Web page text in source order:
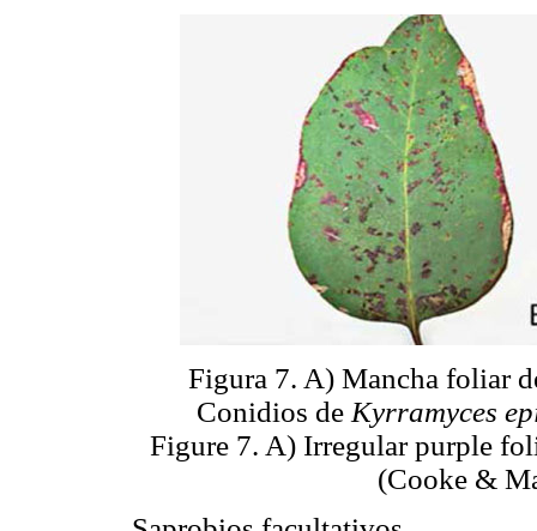
Figura 7. A) Mancha foliar
Conidios de Kyrramyces
Figure 7. A) Irregular purple
(Cooke &